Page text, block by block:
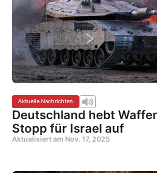
Aktuelle Nachrichten
Deutschland hebt
Stopp für Israel auf
Aktualisiert am Nov. 17, 2025